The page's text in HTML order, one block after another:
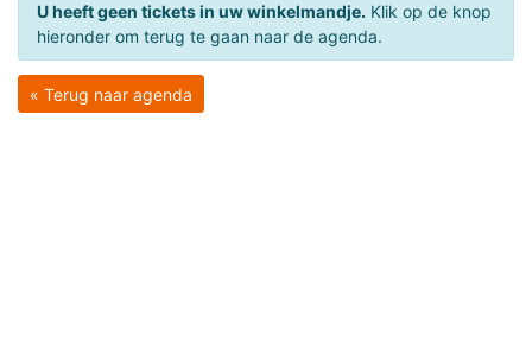
U heeft geen tickets in uw winkelmandje. Klik op de knop
hieronder om terug te gaan naar de agenda.
« Terug naar agenda